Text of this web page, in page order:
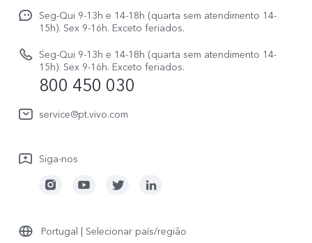
V70 FE
Watch GT 2
Atualização do sistema
Manual do utilizador
Atualizar registo
Política de garantia
Carreiras ao vivo
Avisos legais
Sobre nós
Seg-Qui 9-13h e 14-18h (quarta sem atendimento 14-
15h). Sex 9-16h. Exceto feriados.
Seg-Qui 9-13h e 14-18h (quarta sem atendimento 14-
15h). Sex 9-16h. Exceto feriados.
800 450 030
service@pt.vivo.com
Siga-nos
Portugal | Selecionar país/região